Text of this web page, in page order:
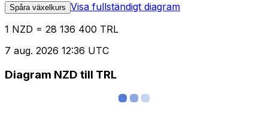
Spåra växelkurs Visa fullständigt diagram
1 NZD = 28 136 400 TRL
7 aug. 2026 12:36 UTC
Diagram NZD till TRL